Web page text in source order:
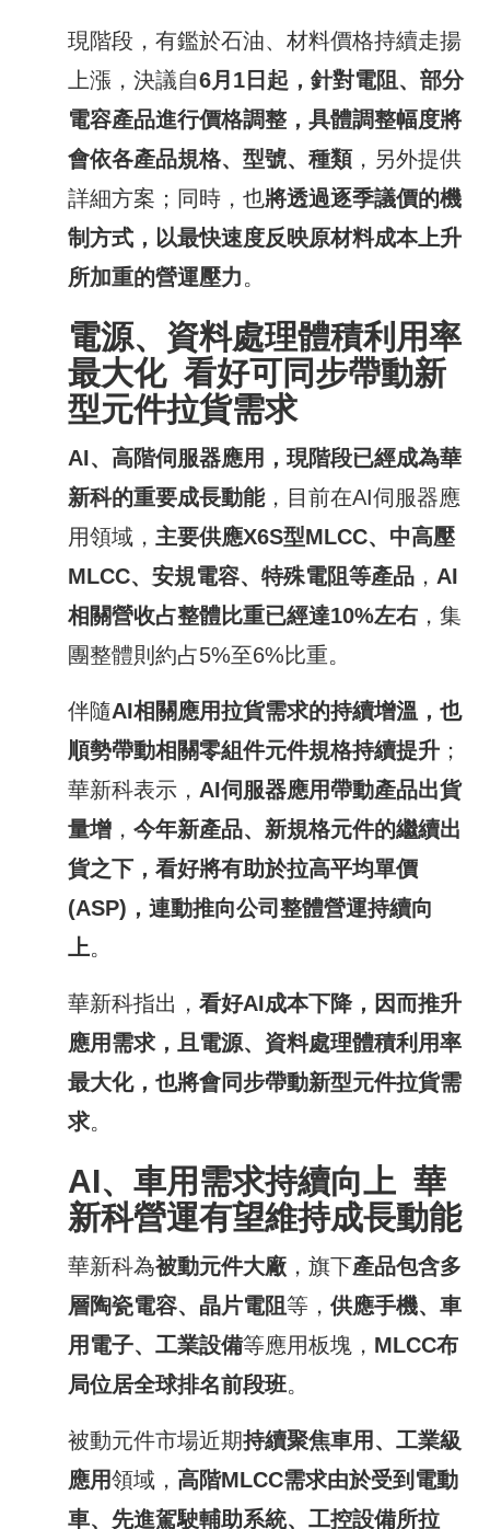
現階段，有鑑於石油、材料價格持續走揚
上漲，決議自6月 1 日起，針對電阻、部分
電容產品進行價格調整，具體調整幅度將
會依各產品規格、型號、種類，另外提供
詳細方案；同時，也將透過逐季議價的機
制方式，以最快速度反映原材料成本上升
所加重的營運壓力。
電源、資料處理體積利用率
最大化 看好可同步帶動新
型元件拉貨需求
AI、高階伺服器應用，現階段已經成為華
新科的重要成長動能，目前在AI伺服器應
用領域， 主要供應X6S型MLCC、中高壓
MLCC、安規電容、特殊電阻等產品 ， AI
相關營收占整體比重已經達10%左右 ，集
團整體則約占5%至6%比重。
伴隨AI相關應用拉貨需求的持續增溫，也
順勢帶動相關零組件元件規格持續提升 ；
華新科表示， AI伺服器應用帶動產品出貨
量增 ，今年新產品、新規格元件的繼續出
貨之下，看好將有助於拉高平均單價
(ASP) ，連動推向公司整體營運持續向
上。
華新科指出，看好AI成本下降，因而推升
應用需求，且電源、資料處理體積利用率
最大化，也將會同步帶動新型元件拉貨需
求。
AI、車用需求持續向上 華
新科營運有望維持成長動能
華新科為被動元件大廠 ，旗下產品包含多
層陶瓷電容、晶片電阻等，供應手機、車
用電子、工業設備等應用板塊， MLCC布
局位居全球排名前段班。
被動元件市場近期持續聚焦車用、工業級
應用領域，高階MLCC需求由於受到電動
車、先進駕駛輔助系統、工控設備所拉